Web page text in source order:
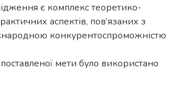
є комплекс теоретико-
аспектів, пов’язаних з
конкурентоспроможністю
мети було використано